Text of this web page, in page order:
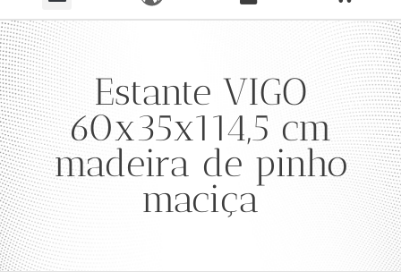
Estante VIGO
60x35x114,5 cm
madeira de pinho
maciça